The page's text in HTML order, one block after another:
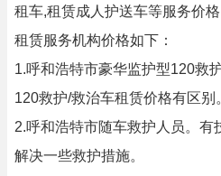
租车,租赁成人护送车等服务价
租赁服务机构价格如下：
1.呼和浩特市豪华监护型120救
120救护/救治车租赁价格有区别
2.呼和浩特市随车救护人员。有
解决一些救护措施。